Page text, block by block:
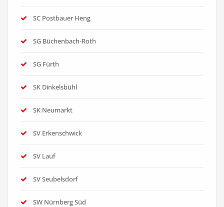
SC Postbauer Heng
SG Büchenbach-Roth
SG Fürth
SK Dinkelsbühl
SK Neumarkt
SV Erkenschwick
SV Lauf
SV Seubelsdorf
SW Nürnberg Süd